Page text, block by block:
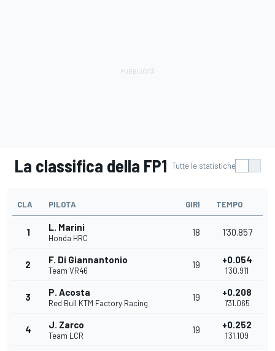
La classifica della FP1 Tutte le statistiche
CLA PILOTA GIRI TEMPO
1 L. Marini
Honda HRC
18 1'30.857
2 F. Di Giannantonio
Team VR46
19 +0.054
1'30.911
3 P. Acosta
Red Bull KTM Factory Racing
19 +0.208
1'31.065
4 J. Zarco
Team LCR
19 +0.252
1'31.109